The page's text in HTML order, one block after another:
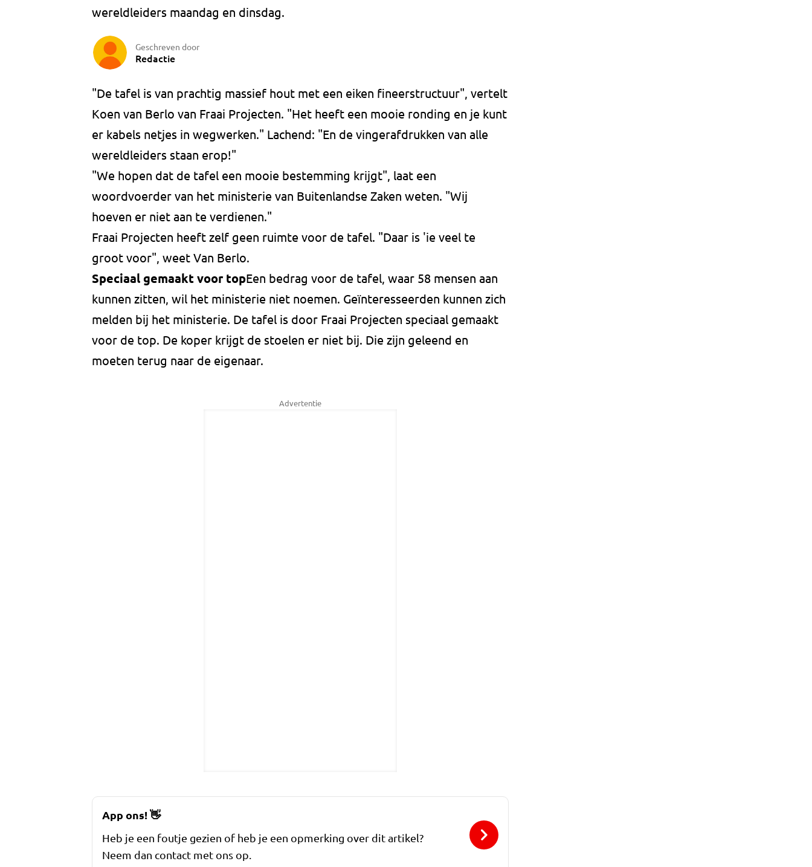
wereldleiders maandag en dinsdag.
Geschreven door
Redactie
"De tafel is van prachtig massief hout met een eiken fineerstructuur", vertelt
Koen van Berlo van Fraai Projecten. "Het heeft een mooie ronding en je kunt
er kabels netjes in wegwerken." Lachend: "En de vingerafdrukken van alle
wereldleiders staan erop!"
"We hopen dat de tafel een mooie bestemming krijgt", laat een
woordvoerder van het ministerie van Buitenlandse Zaken weten. "Wij
hoeven er niet aan te verdienen."
Fraai Projecten heeft zelf geen ruimte voor de tafel. "Daar is 'ie veel te
groot voor", weet Van Berlo.
Speciaal gemaakt voor topEen bedrag voor de tafel, waar 58 mensen aan
kunnen zitten, wil het ministerie niet noemen. Geïnteresseerden kunnen zich
melden bij het ministerie. De tafel is door Fraai Projecten speciaal gemaakt
voor de top. De koper krijgt de stoelen er niet bij. Die zijn geleend en
moeten terug naar de eigenaar.
Advertentie
App ons!👋
Heb je een foutje gezien of heb je een opmerking over dit artikel?
Neem dan contact met ons op.